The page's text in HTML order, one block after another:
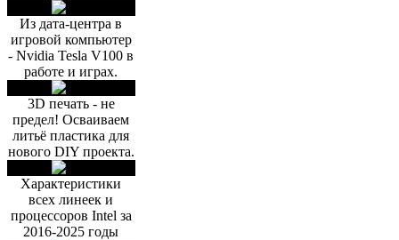
Из дата-центра в
игровой компьютер
- Nvidia Tesla V100 в
работе и играх.
3D печать - не
предел! Осваиваем
литьё пластика для
нового DIY проекта.
Характеристики
всех линеек и
процессоров Intel за
2016-2025 годы